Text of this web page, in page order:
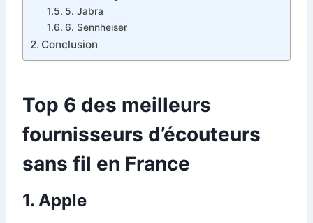
5. Jabra
6. Sennheiser
Conclusion
Top 6 des meilleurs
fournisseurs d’écouteurs
sans fil en France
1. Apple